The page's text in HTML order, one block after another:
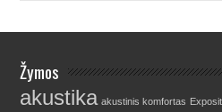
Žymos
akustika akustinis komfortas